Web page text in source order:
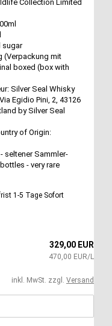
Collection Limited
sugar
(Verpackung mit
boxed (box with
Silver Seal Whisky
Egidio Pini, 2, 43126
by Silver Seal
of Origin:
seltener Sammler-
- very rare
Sofort
329,00 EUR
470,00 EUR/L
inkl. MwSt. zzgl. Versand